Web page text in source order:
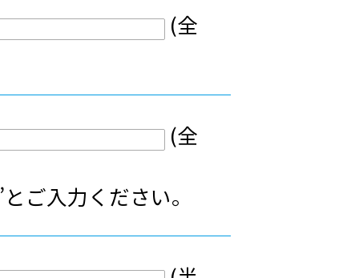
(全
(全
ご入力ください。